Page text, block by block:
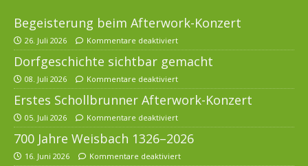
Begeisterung beim Afterwork-Konzert
26. Juli 2026 Kommentare deaktiviert
Dorfgeschichte sichtbar gemacht
08. Juli 2026 Kommentare deaktiviert
Erstes Schollbrunner Afterwork-Konzert
05. Juli 2026 Kommentare deaktiviert
700 Jahre Weisbach 1326–2026
16. Juni 2026 Kommentare deaktiviert